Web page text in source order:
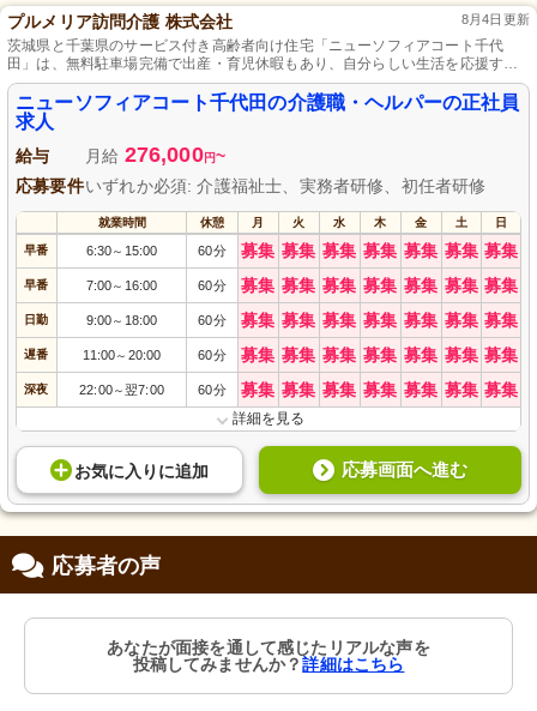
プルメリア訪問介護 株式会社 8月4日更新
茨城県と千葉県のサービス付き高齢者向け住宅「ニューソフィアコート千代
田」は、無料駐車場完備で出産・育児休暇もあり、自分らしい生活を応援する
プルメリア訪問介護が運営する、彩り豊かな暮らしをサポートする施設です。
ニューソフィアコート千代田の介護職・ヘルパーの正社員
求人
給与 月給 276,000円~
応募要件いずれか必須: 介護福祉士、実務者研修、初任者研修
就業時間 休憩 月 火 水 木 金 土 日
早番 6:30～ 15:00 60分 募集 募集 募集 募集 募集 募集 募集
早番 7:00～ 16:00 60分 募集 募集 募集 募集 募集 募集 募集
日勤 9:00～ 18:00 60分 募集 募集 募集 募集 募集 募集 募集
遅番 11:00～ 20:00 60分 募集 募集 募集 募集 募集 募集 募集
深夜 22:00～翌7:00 60分 募集 募集 募集 募集 募集 募集 募集
詳細を見る
お気に入り に追加 応募画面へ進む
応募者の声
あなたが面接を通して感じたリアルな声を
投稿してみませんか？詳細はこちら